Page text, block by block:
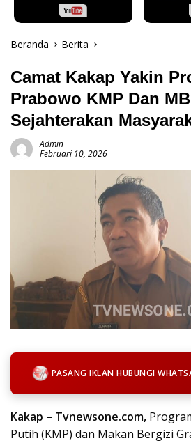
Beranda Berita
Camat Kakap Yakin
Prabowo KMP Dan
Sejahterakan
Admin
Februari 10, 2026
PASANG IKLAN HUBUNGI
Kakap – Tvnewsone.com,
Putih (KMP) dan Makan Bergizi